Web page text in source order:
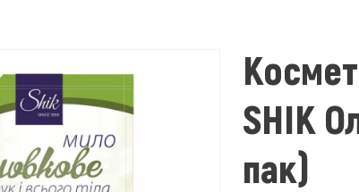
SHIK
пак)